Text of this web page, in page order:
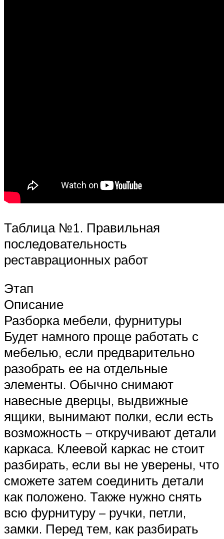
Таблица №1. Правильная
последовательность
реставрационных работ
Этап
Описание
Разборка мебели, фурнитуры
Будет намного проще работать с
мебелью, если предварительно
разобрать ее на отдельные
элементы. Обычно снимают
навесные дверцы, выдвижные
ящики, вынимают полки, если есть
возможность – откручивают детали
каркаса. Клеевой каркас не стоит
разбирать, если вы не уверены, что
сможете затем соединить детали
как положено. Также нужно снять
всю фурнитуру – ручки, петли,
замки. Перед тем, как разбирать